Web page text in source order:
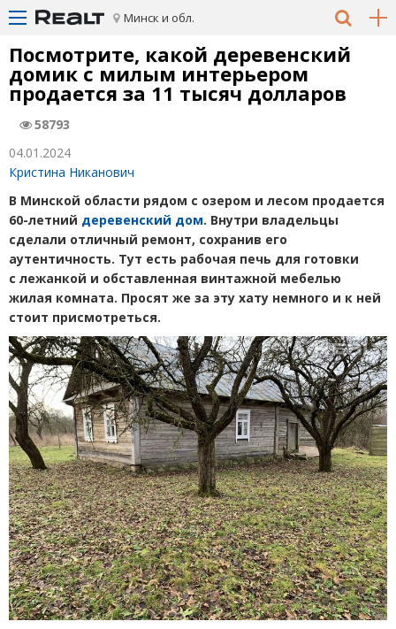
Минск и обл.
Посмотрите, какой деревенский
домик с милым интерьером
продается за 11 тысяч долларов
58793
04.01.2024
Кристина Никанович
В Минской области рядом с озером и лесом продается
60-летний деревенский дом. Внутри владельцы
сделали отличный ремонт, сохранив его
аутентичность. Тут есть рабочая печь для готовки
c лежанкой и обставленная винтажной мебелью
жилая комната. Просят же за эту хату немного и к ней
стоит присмотреться.